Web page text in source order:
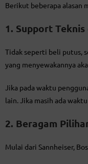
Berikut beberapa
1. Support
Tidak seperti beli putus,
yang menyewakannya
Jika pada waktu
lain. Jika masih ada
2. Beragam
Mulai dari Sannheiser,